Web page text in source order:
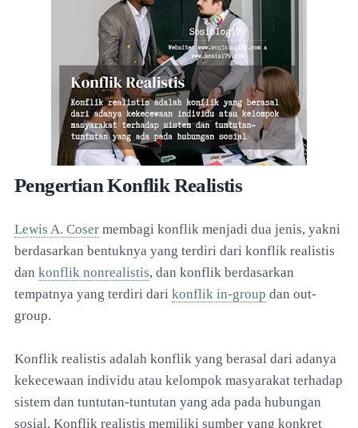
Pengertian Konflik Realistis
Lewis A. Coser membagi konflik menjadi dua jenis, yakni
berdasarkan bentuknya yang terdiri dari konflik realistis
dan konflik nonrealistis, dan konflik berdasarkan
tempatnya yang terdiri dari konflik in-group dan out-
group.
Konflik realistis adalah konflik yang berasal dari adanya
kekecewaan individu atau kelompok masyarakat terhadap
sistem dan tuntutan-tuntutan yang ada pada hubungan
sosial. Konflik realistis memiliki sumber yang konkret